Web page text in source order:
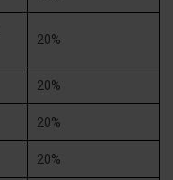
20%
20%
20%
20%